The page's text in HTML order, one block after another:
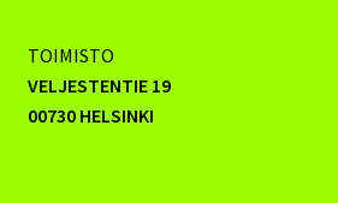
TOIMISTO
VELJESTENTIE 19
00730 HELSINKI